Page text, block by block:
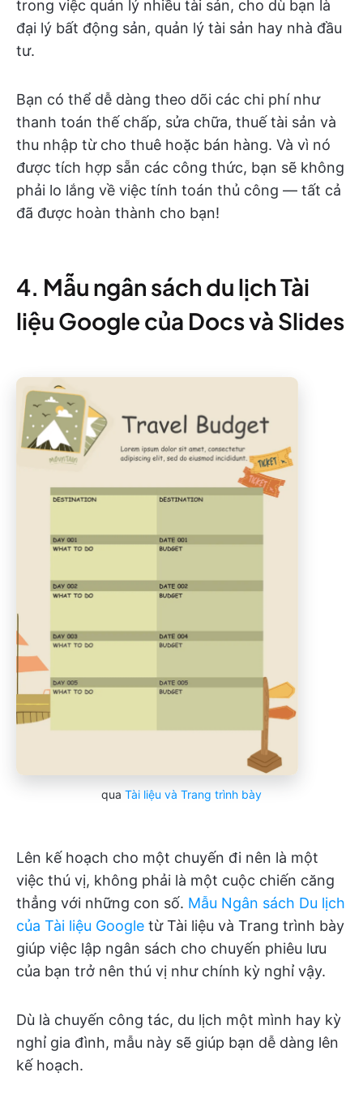
trong việc quản lý nhiều tài sản, cho dù bạn là
đại lý bất động sản, quản lý tài sản hay nhà đầu
tư.
Bạn có thể dễ dàng theo dõi các chi phí như
thanh toán thế chấp, sửa chữa, thuế tài sản và
thu nhập từ cho thuê hoặc bán hàng. Và vì nó
được tích hợp sẵn các công thức, bạn sẽ không
phải lo lắng về việc tính toán thủ công — tất cả
đã được hoàn thành cho bạn!
4. Mẫu ngân sách du lịch Tài
liệu Google của Docs và Slides
qua Tài liệu và Trang trình bày
Lên kế hoạch cho một chuyến đi nên là một
việc thú vị, không phải là một cuộc chiến căng
thẳng với những con số. Mẫu Ngân sách Du lịch
của Tài liệu Google từ Tài liệu và Trang trình bày
giúp việc lập ngân sách cho chuyến phiêu lưu
của bạn trở nên thú vị như chính kỳ nghỉ vậy.
Dù là chuyến công tác, du lịch một mình hay kỳ
nghỉ gia đình, mẫu này sẽ giúp bạn dễ dàng lên
kế hoạch.